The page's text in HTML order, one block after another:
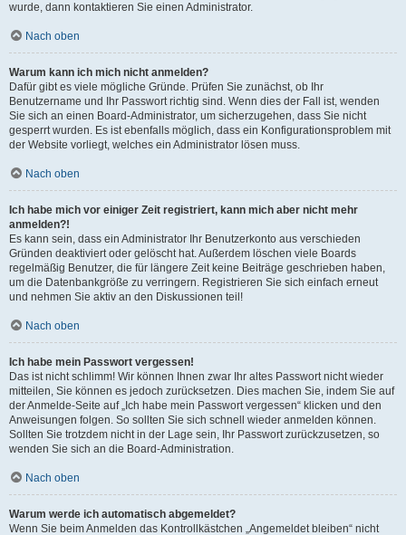
wurde, dann kontaktieren Sie einen Administrator.
Nach oben
Warum kann ich mich nicht anmelden?
Dafür gibt es viele mögliche Gründe. Prüfen Sie zunächst, ob Ihr
Benutzername und Ihr Passwort richtig sind. Wenn dies der Fall ist, wenden
Sie sich an einen Board-Administrator, um sicherzugehen, dass Sie nicht
gesperrt wurden. Es ist ebenfalls möglich, dass ein Konfigurationsproblem mit
der Website vorliegt, welches ein Administrator lösen muss.
Nach oben
Ich habe mich vor einiger Zeit registriert, kann mich aber nicht mehr
anmelden?!
Es kann sein, dass ein Administrator Ihr Benutzerkonto aus verschieden
Gründen deaktiviert oder gelöscht hat. Außerdem löschen viele Boards
regelmäßig Benutzer, die für längere Zeit keine Beiträge geschrieben haben,
um die Datenbankgröße zu verringern. Registrieren Sie sich einfach erneut
und nehmen Sie aktiv an den Diskussionen teil!
Nach oben
Ich habe mein Passwort vergessen!
Das ist nicht schlimm! Wir können Ihnen zwar Ihr altes Passwort nicht wieder
mitteilen, Sie können es jedoch zurücksetzen. Dies machen Sie, indem Sie auf
der Anmelde-Seite auf „Ich habe mein Passwort vergessen“ klicken und den
Anweisungen folgen. So sollten Sie sich schnell wieder anmelden können.
Sollten Sie trotzdem nicht in der Lage sein, Ihr Passwort zurückzusetzen, so
wenden Sie sich an die Board-Administration.
Nach oben
Warum werde ich automatisch abgemeldet?
Wenn Sie beim Anmelden das Kontrollkästchen „Angemeldet bleiben“ nicht